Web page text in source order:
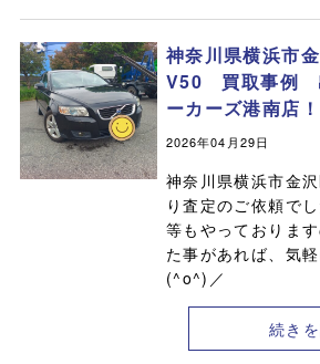
神奈川県横浜市
V50 買取事例
ーカーズ港南店！
2026年04月29日
神奈川県横浜市金
り査定のご依頼で
等もやっておりま
た事があれば、気
(^o^)／
続き